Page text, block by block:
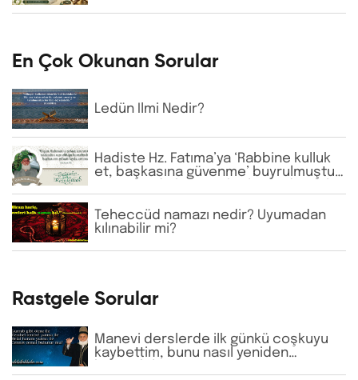
En Çok Okunan Sorular
Ledün İlmi Nedir?
Hadiste Hz. Fatıma’ya ‘Rabbine kulluk
et, başkasına güvenme’ buyrulmuştur.
etmektedir. Bu anlayış doğru mudur?
Teheccüd namazı nedir? Uyumadan
kılınabilir mi?
Rastgele Sorular
Manevi derslerde ilk günkü coşkuyu
kaybettim, bunu nasıl yeniden